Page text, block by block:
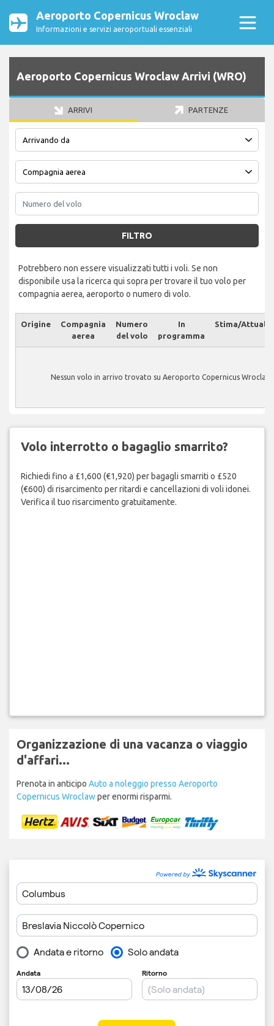
Aeroporto Copernicus Wroclaw
Informazioni e servizi aeroportuali essenziali
Aeroporto Copernicus Wroclaw Arrivi (WRO)
ARRIVI PARTENZE
FILTRO
Potrebbero non essere visualizzati tutti i voli. Se non
disponibile usa la ricerca qui sopra per trovare il tuo volo per
compagnia aerea, aeroporto o numero di volo.
Origine
Compagnia
aerea
Numero
del volo
In
programma
Stima/Attuale
Nessun volo in arrivo trovato su Aeroporto Copernicus Wroclaw.
Volo interrotto o bagaglio smarrito?
Richiedi fino a £1,600 (€1,920) per bagagli smarriti o £520
(€600) di risarcimento per ritardi e cancellazioni di voli idonei.
Verifica il tuo risarcimento gratuitamente.
Organizzazione di una vacanza o viaggio
d'affari...
Prenota in anticipo Auto a noleggio presso Aeroporto
Copernicus Wroclawper enormi risparmi.